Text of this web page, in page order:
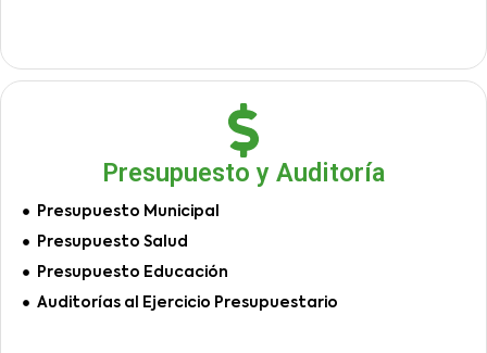
Presupuesto y Auditoría
Presupuesto Municipal
Presupuesto Salud
Presupuesto Educación
Auditorías al Ejercicio Presupuestario